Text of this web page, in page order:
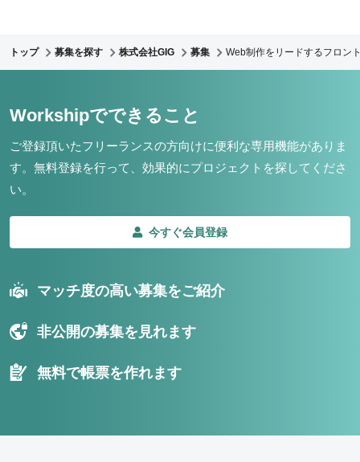
トップ 募集を探す 株式会社GIG 募集 Web制作をリードするフロン
Workshipでできること
ご登録頂いたフリーランスの方向けに便利な専用機能がありま
す。 無料登録を行って、効果的にプロジェクトを探してくださ
い。
今すぐ会員登録
マッチ度の高い募集をご紹介
非公開の募集を見れます
無料で帳票を作れます